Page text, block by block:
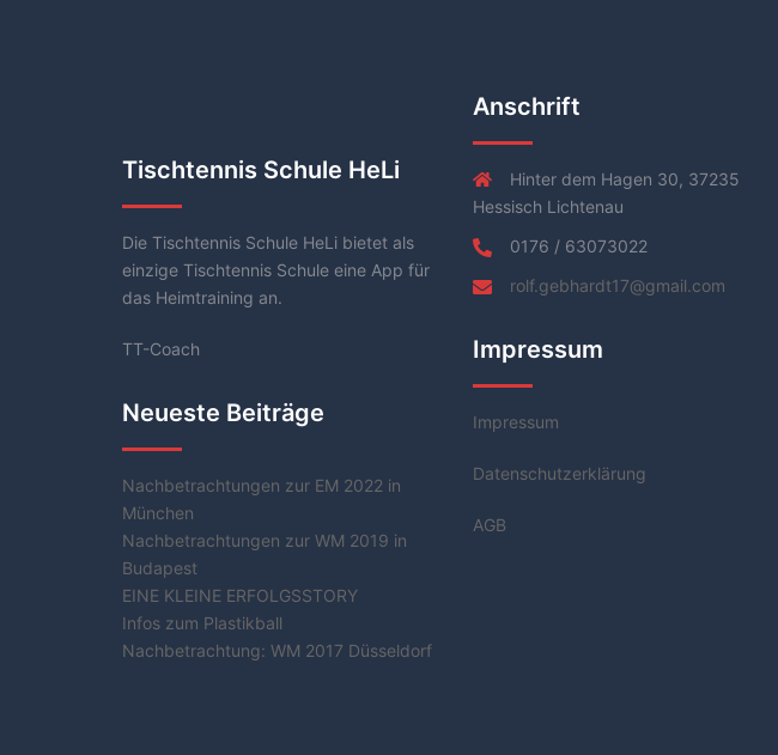
Tischtennis Schule HeLi
Die Tischtennis Schule HeLi bietet als
einzige Tischtennis Schule eine App für
das Heimtraining an.
TT-Coach
Neueste Beiträge
Nachbetrachtungen zur EM 2022 in
München
Nachbetrachtungen zur WM 2019 in
Budapest
EINE KLEINE ERFOLGSSTORY
Infos zum Plastikball
Nachbetrachtung: WM 2017 Düsseldorf
Anschrift
Hinter dem Hagen 30, 37235
Hessisch Lichtenau
0176 / 63073022
rolf.gebhardt17@gmail.com
Impressum
Impressum
Datenschutzerklärung
AGB